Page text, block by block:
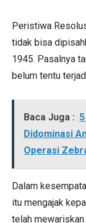
Peristiwa
tidak bisa
1945. Pasalnya
belum tentu
Baca Juga :
Didominasi
Operasi
Dalam
itu mengajak
telah